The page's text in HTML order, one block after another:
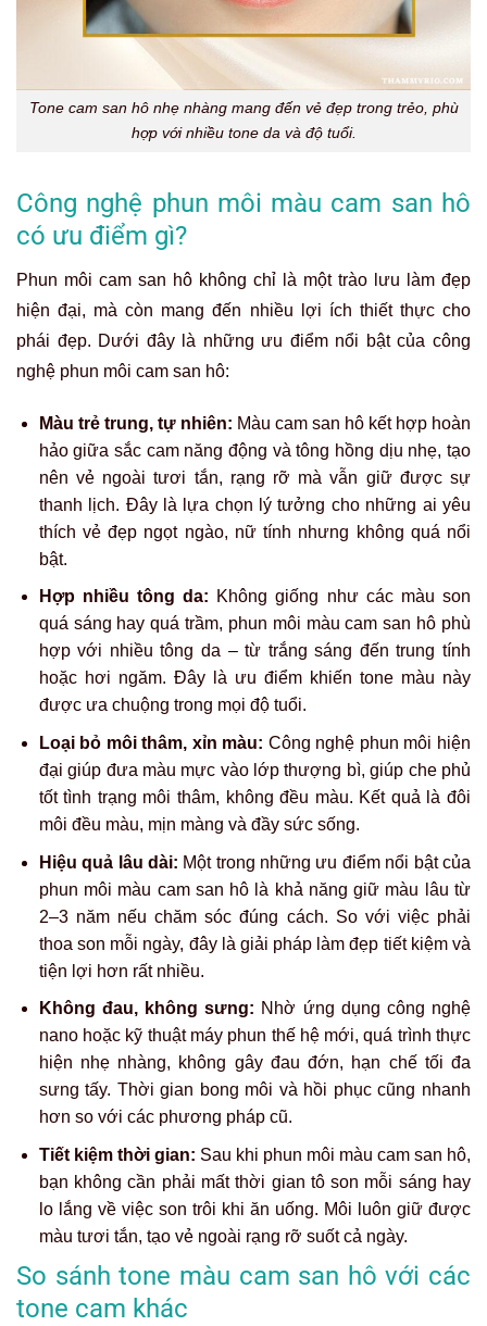
Tone cam san hô nhẹ nhàng mang đến vẻ đẹp trong trẻo, phù
hợp với nhiều tone da và độ tuổi.
Công nghệ phun môi màu cam san hô
có ưu điểm gì?
Phun môi cam san hô không chỉ là một trào lưu làm đẹp
hiện đại, mà còn mang đến nhiều lợi ích thiết thực cho
phái đẹp. Dưới đây là những ưu điểm nổi bật của công
nghệ phun môi cam san hô:
Màu trẻ trung, tự nhiên: Màu cam san hô kết hợp hoàn
hảo giữa sắc cam năng động và tông hồng dịu nhẹ, tạo
nên vẻ ngoài tươi tắn, rạng rỡ mà vẫn giữ được sự
thanh lịch. Đây là lựa chọn lý tưởng cho những ai yêu
thích vẻ đẹp ngọt ngào, nữ tính nhưng không quá nổi
bật.
Hợp nhiều tông da: Không giống như các màu son
quá sáng hay quá trầm, phun môi màu cam san hô phù
hợp với nhiều tông da – từ trắng sáng đến trung tính
hoặc hơi ngăm. Đây là ưu điểm khiến tone màu này
được ưa chuộng trong mọi độ tuổi.
Loại bỏ môi thâm, xỉn màu: Công nghệ phun môi hiện
đại giúp đưa màu mực vào lớp thượng bì, giúp che phủ
tốt tình trạng môi thâm, không đều màu. Kết quả là đôi
môi đều màu, mịn màng và đầy sức sống.
Hiệu quả lâu dài: Một trong những ưu điểm nổi bật của
phun môi màu cam san hô là khả năng giữ màu lâu từ
2–3 năm nếu chăm sóc đúng cách. So với việc phải
thoa son mỗi ngày, đây là giải pháp làm đẹp tiết kiệm và
tiện lợi hơn rất nhiều.
Không đau, không sưng: Nhờ ứng dụng công nghệ
nano hoặc kỹ thuật máy phun thế hệ mới, quá trình thực
hiện nhẹ nhàng, không gây đau đớn, hạn chế tối đa
sưng tấy. Thời gian bong môi và hồi phục cũng nhanh
hơn so với các phương pháp cũ.
Tiết kiệm thời gian: Sau khi phun môi màu cam san hô,
bạn không cần phải mất thời gian tô son mỗi sáng hay
lo lắng về việc son trôi khi ăn uống. Môi luôn giữ được
màu tươi tắn, tạo vẻ ngoài rạng rỡ suốt cả ngày.
So sánh tone màu cam san hô với các
tone cam khác